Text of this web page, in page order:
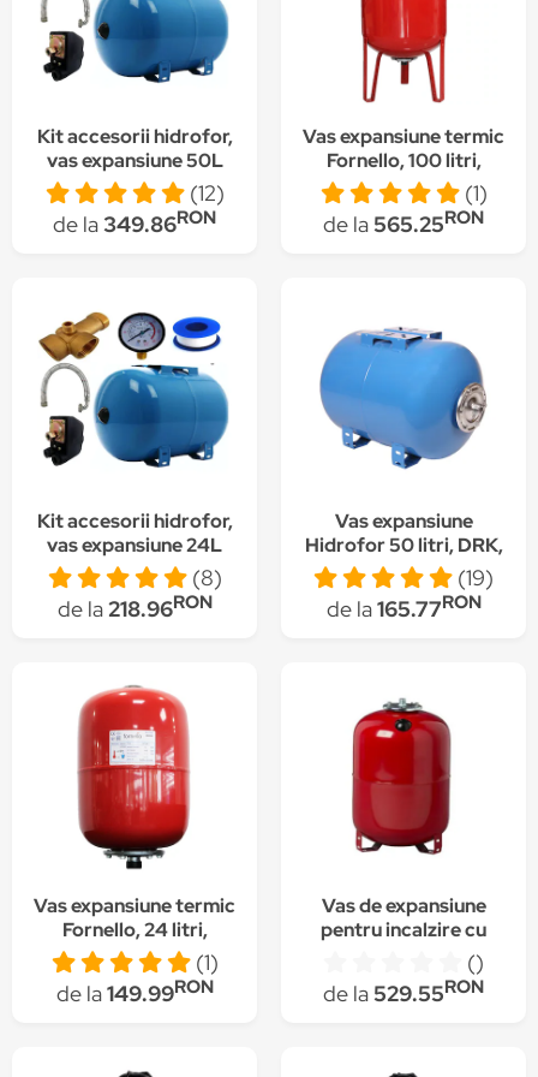
Kit accesorii hidrofor,
vas expansiune 50L
otel, presostat,
manometru, racord 5
cai bronz, furtun
(12)
de la349.86RON
Vas expansiune termic
Fornello, 100 litri,
vertical, cu picioare si
manometru, culoare
rosu, presiune maxima
(1)
de la565.25RON
Kit accesorii hidrofor,
vas expansiune 24L
otel, presostat,
manometru, racord 5
cai bronz, furtun
(8)
de la218.96RON
Vas expansiune
Hidrofor 50 litri, DRK,
Rezervor tip butelie cu
Membrana Inclusa
(19)
de la165.77RON
Vas expansiune termic
Fornello, 24 litri,
vertical, culoare rosu,
presiune maxima 10
bar, membrana EPDM
(1)
de la149.99RON
Vas de expansiune
pentru incalzire cu
picior, VRV 100 litri, 8
()
de la529.55RON